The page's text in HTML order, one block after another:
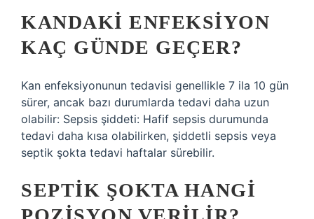
KANDAKI ENFEKSIYON
KAÇ GÜNDE GEÇER?
Kan enfeksiyonunun tedavisi genellikle 7 ila 10 gün
sürer, ancak bazı durumlarda tedavi daha uzun
olabilir: Sepsis şiddeti: Hafif sepsis durumunda
tedavi daha kısa olabilirken, şiddetli sepsis veya
septik şokta tedavi haftalar sürebilir.
SEPTIK ŞOKTA HANGI